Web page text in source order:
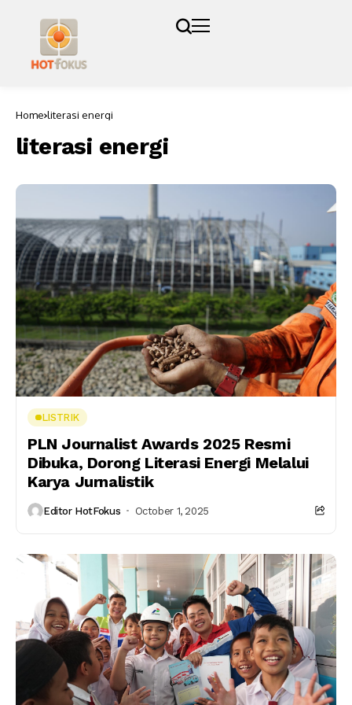
Home literasi energi
literasi energi
LISTRIK
PLN Journalist Awards 2025 Resmi
Dibuka, Dorong Literasi Energi Melalui
Karya Jurnalistik
Editor HotFokus October 1, 2025